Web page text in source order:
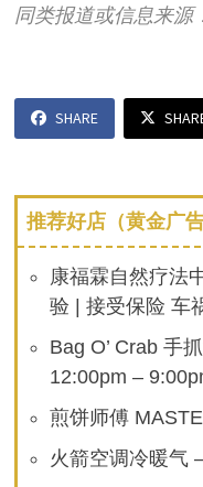
同类报道或信息来源
SHARE
推荐好店（黄金广告
康福霖自然疗法
验 | 接受保险 车
Bag O’ Crab 手
12:00pm –
煎饼师傅
火箭空调冷暖气